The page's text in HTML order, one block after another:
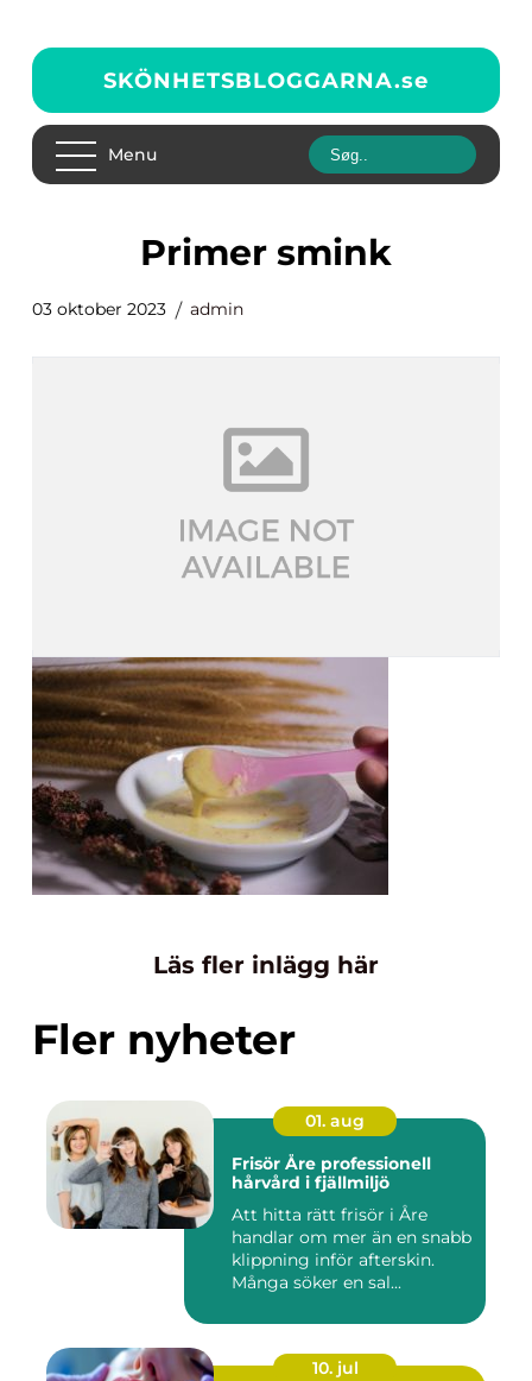
SKÖNHETSBLOGGARNA.se
Menu
primer smink
03 oktober 2023 admin
Läs fler inlägg här
Fler nyheter
01. aug
Frisör Åre professionell
hårvård i fjällmiljö
Att hitta rätt frisör i Åre
handlar om mer än en snabb
klippning inför afterskin.
Många söker en sal...
10. jul